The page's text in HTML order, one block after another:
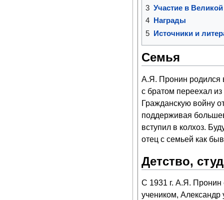
3 Участие в
4
Награды
5 Источники и
Семья
А.Я. Пронин родился
с братом переехал
Гражданскую войну
поддерживая
вступил в колхоз.
отец с семьей как
Детство,
С 1931 г. А.Я. Пронин
учеником, Александр